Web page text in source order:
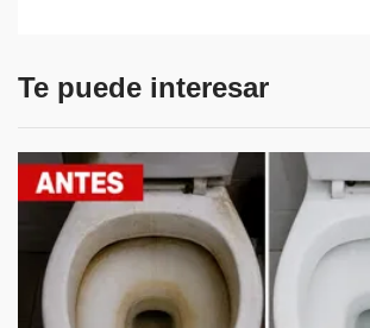
Te puede interesar